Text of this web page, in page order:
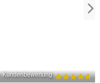
Kundenbewertung